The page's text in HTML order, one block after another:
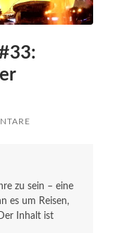
zu sein – eine
es um Reisen,
Inhalt ist